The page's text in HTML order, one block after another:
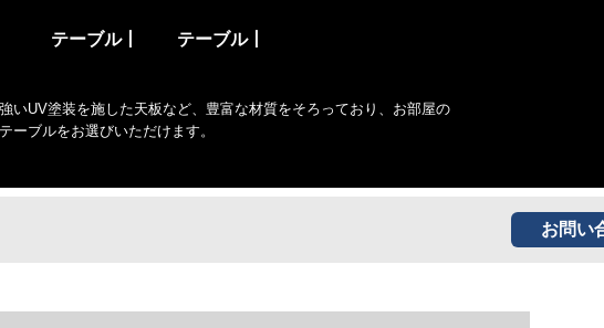
テーブル丨 テーブル丨
いUV塗装を施した天板など、豊富な材質をそろっており、お部屋の
ブルをお選びいただけます。
お問い